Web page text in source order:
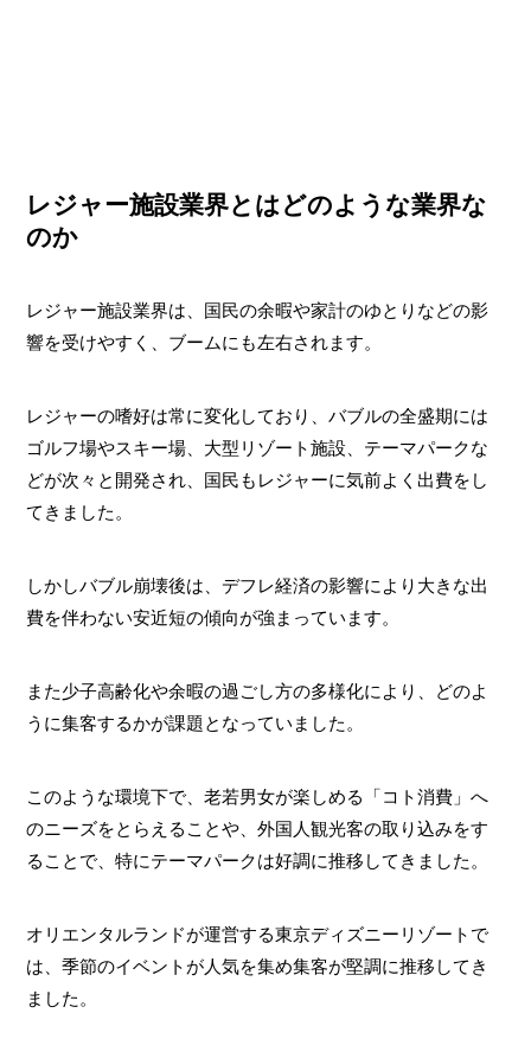
レジャー施設業界とはどのような業界な
のか
レジャー施設業界は、国民の余暇や家計のゆとりなどの影
響を受けやすく、ブームにも左右されます。
レジャーの嗜好は常に変化しており、バブルの全盛期には
ゴルフ場やスキー場、大型リゾート施設、テーマパークな
どが次々と開発され、国民もレジャーに気前よく出費をし
てきました。
しかしバブル崩壊後は、デフレ経済の影響により大きな出
費を伴わない安近短の傾向が強まっています。
また少子高齢化や余暇の過ごし方の多様化により、どのよ
うに集客するかが課題となっていました。
このような環境下で、老若男女が楽しめる「コト消費」へ
のニーズをとらえることや、外国人観光客の取り込みをす
ることで、特にテーマパークは好調に推移してきました。
オリエンタルランドが運営する東京ディズニーリゾートで
は、季節のイベントが人気を集め集客が堅調に推移してき
ました。